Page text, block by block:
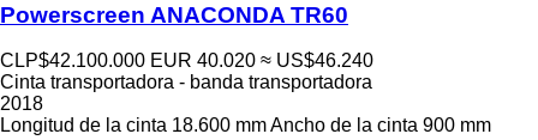
Powerscreen ANACONDA TR60
CLP$42.100.000 EUR 40.020 ≈ US$46.240
Cinta transportadora - banda transportadora
2018
Longitud de la cinta 18.600 mmAncho de la cinta 900 mm